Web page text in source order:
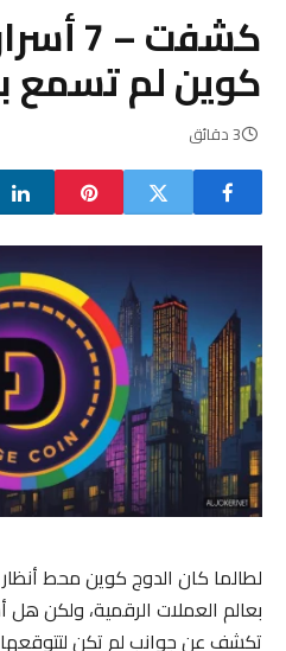
كشفت
كوين لم تسمع
3 دقائق
لطالما كان الدوج كوين محط
بعالم العملات الرقمية، ولكن
تكشف عن جوانب لم تكن